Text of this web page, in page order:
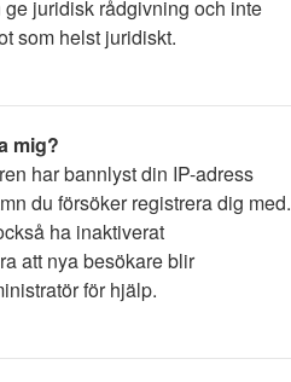
juridisk rådgivning och inte
som helst juridiskt.
mig?
har bannlyst din IP-adress
du försöker registrera dig med.
ha inaktiverat
att nya besökare blir
för hjälp.